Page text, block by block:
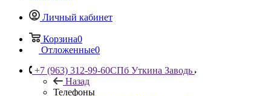
Личный кабинет
Корзина0
Отложенные0
+7 (963) 312-99-60СПб Уткина Заводь
Назад
Телефоны